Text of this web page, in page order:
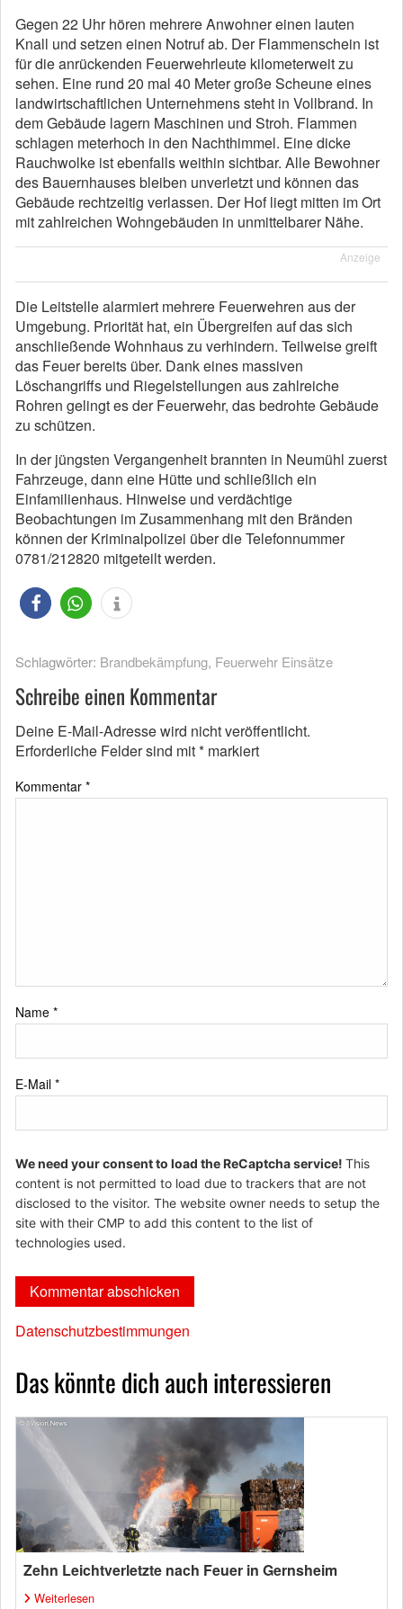
Gegen 22 Uhr hören mehrere Anwohner einen lauten
Knall und setzen einen Notruf ab. Der Flammenschein ist
für die anrückenden Feuerwehrleute kilometerweit zu
sehen. Eine rund 20 mal 40 Meter große Scheune eines
landwirtschaftlichen Unternehmens steht in Vollbrand. In
dem Gebäude lagern Maschinen und Stroh. Flammen
schlagen meterhoch in den Nachthimmel. Eine dicke
Rauchwolke ist ebenfalls weithin sichtbar. Alle Bewohner
des Bauernhauses bleiben unverletzt und können das
Gebäude rechtzeitig verlassen. Der Hof liegt mitten im Ort
mit zahlreichen Wohngebäuden in unmittelbarer Nähe.
Anzeige
Die Leitstelle alarmiert mehrere Feuerwehren aus der
Umgebung. Priorität hat, ein Übergreifen auf das sich
anschließende Wohnhaus zu verhindern. Teilweise greift
das Feuer bereits über. Dank eines massiven
Löschangriffs und Riegelstellungen aus zahlreiche
Rohren gelingt es der Feuerwehr, das bedrohte Gebäude
zu schützen.
In der jüngsten Vergangenheit brannten in Neumühl zuerst
Fahrzeuge, dann eine Hütte und schließlich ein
Einfamilienhaus. Hinweise und verdächtige
Beobachtungen im Zusammenhang mit den Bränden
können der Kriminalpolizei über die Telefonnummer
0781/212820 mitgeteilt werden.
Schlagwörter: Brandbekämpfung, Feuerwehr Einsätze
Schreibe einen Kommentar
Deine E-Mail-Adresse wird nicht veröffentlicht.
Erforderliche Felder sind mit* markiert
Kommentar *
Name *
E-Mail *
We need your consent to load the ReCaptcha service! This
content is not permitted to load due to trackers that are not
disclosed to the visitor. The website owner needs to setup the
site with their CMP to add this content to the list of
technologies used.
Datenschutzbestimmungen
Das könnte dich auch interessieren
Zehn Leichtverletzte nach Feuer in Gernsheim
Weiterlesen